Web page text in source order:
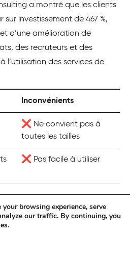
a montré que les clients
investissement de 467 %,
d’une amélioration de
des recruteurs et des
l’utilisation des services de
Inconvénients
❌ Ne convient pas à
toutes les tailles
❌ Pas facile à utiliser
?
pas affichée sur son site
browsing experience, serve
our traffic. By continuing, you